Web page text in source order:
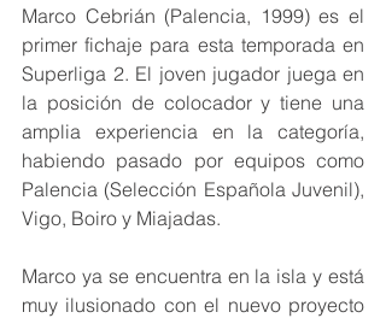
Marco Cebrián (Palencia, 1999) es el
primer fichaje para esta temporada en
Superliga 2. El joven jugador juega en
la posición de colocador y tiene una
amplia experiencia en la categoría,
habiendo pasado por equipos como
Palencia (Selección Española Juvenil),
Vigo, Boiro y Miajadas.
Marco ya se encuentra en la isla y está
muy ilusionado con el nuevo proyecto